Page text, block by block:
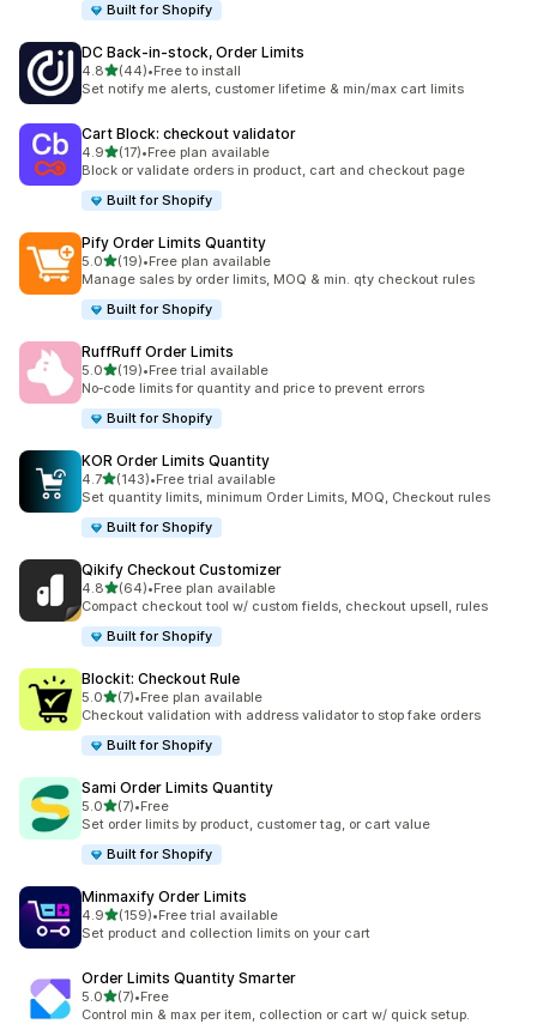
Built for Shopify
DC Back‑in‑stock, Order Limits
4.8เต็ม 5 ดาว
(44)
ทั้งหมด 44 รีวิว
•Free to install
Set notify me alerts, customer lifetime & min/max cart limits
Cart Block: checkout validator
4.9เต็ม 5 ดาว
(17)
ทั้งหมด 17 รีวิว
•Free plan available
Block or validate orders in product, cart and checkout page
Built for Shopify
Pify Order Limits Quantity
5.0เต็ม 5 ดาว
(19)
ทั้งหมด 19 รีวิว
•Free plan available
Manage sales by order limits, MOQ & min. qty checkout rules
Built for Shopify
RuffRuff Order Limits
5.0เต็ม 5 ดาว
(19)
ทั้งหมด 19 รีวิว
•Free trial available
No‑code limits for quantity and price to prevent errors
Built for Shopify
KOR Order Limits Quantity
4.7เต็ม 5 ดาว
(143)
ทั้งหมด 143 รีวิว
•Free trial available
Set quantity limits, minimum Order Limits, MOQ, Checkout rules
Built for Shopify
Qikify Checkout Customizer
4.8เต็ม 5 ดาว
(64)
ทั้งหมด 64 รีวิว
•Free plan available
Compact checkout tool w/ custom fields, checkout upsell, rules
Built for Shopify
Blockit: Checkout Rule
5.0เต็ม 5 ดาว
(7)
ทั้งหมด 7 รีวิว
•Free plan available
Checkout validation with address validator to stop fake orders
Built for Shopify
Sami Order Limits Quantity
5.0เต็ม 5 ดาว
(7)
ทั้งหมด 7 รีวิว
•Free
Set order limits by product, customer tag, or cart value
Built for Shopify
Minmaxify Order Limits
4.9เต็ม 5 ดาว
(159)
ทั้งหมด 159 รีวิว
•Free trial available
Set product and collection limits on your cart
Order Limits Quantity Smarter
5.0เต็ม 5 ดาว
(7)
ทั้งหมด 7 รีวิว
•Free
Control min & max per item, collection or cart w/ quick setup.